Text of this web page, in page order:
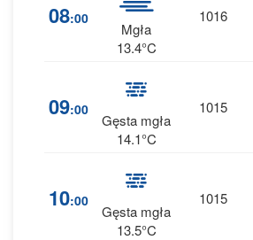
08:00
Mgła
13.4°C
1016
09:00
Gęsta mgła
14.1°C
1015
10:00
Gęsta mgła
13.5°C
1015